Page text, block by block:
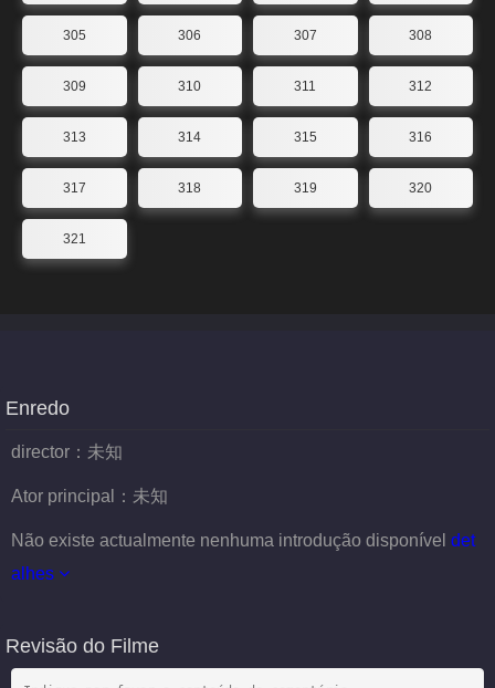
305 306 307 308
309 310 311 312
313 314 315 316
317 318 319 320
321
Enredo
director： 未知
Ator principal： 未知
Não existe actualmente nenhuma introdução disponível det
alhes
Revisão do Filme